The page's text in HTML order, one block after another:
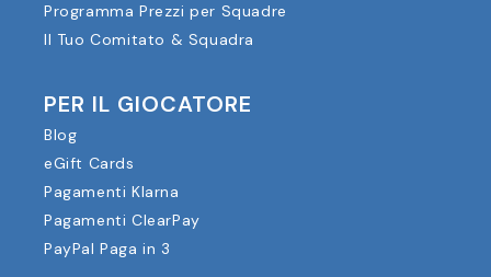
Programma Prezzi per Squadre
Il Tuo Comitato & Squadra
PER IL GIOCATORE
Blog
eGift Cards
Pagamenti Klarna
Pagamenti ClearPay
PayPal Paga in 3